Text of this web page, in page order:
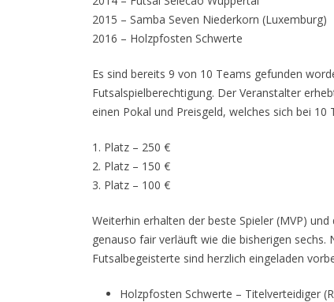
2015 – Samba Seven Niederkorn (Luxemburg)
2016 – Holzpfosten Schwerte
Es sind bereits 9 von 10 Teams gefunden
Futsalspielberechtigung. Der Veranstalter
einen Pokal und Preisgeld, welches sich bei
1. Platz – 250 €
2. Platz – 150 €
3. Platz – 100 €
Weiterhin erhalten der beste Spieler (MVP)
genauso fair verläuft wie die bisherigen
Futsalbegeisterte sind herzlich eingeladen
Holzpfosten Schwerte – Titelverteidiger